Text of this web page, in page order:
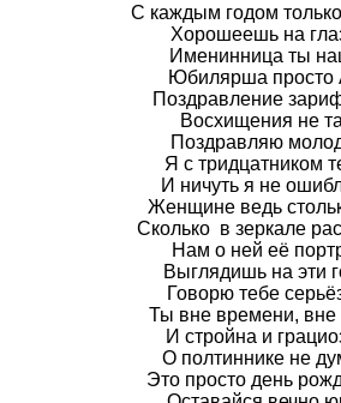
С каждым годом
Хорошеешь на
Именинница ты
Юбилярша просто
Поздравление
Восхищения не
Поздравляю
Я с тридцатником
И ничуть я не
Женщине ведь
Сколько в зеркале
Нам о ней её
Выглядишь на эти
Говорю тебе
Ты вне времени,
И стройна и
О полтиннике не
Это просто день